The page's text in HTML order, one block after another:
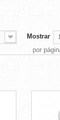
Mostrar
por